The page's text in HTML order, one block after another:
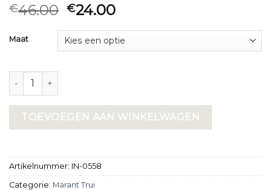
€46.00 €24.00
Maat
marant trui aantal
TOEVOEGEN AAN WINKELWAGEN
Artikelnummer: IN-0558
Categorie: Marant Trui